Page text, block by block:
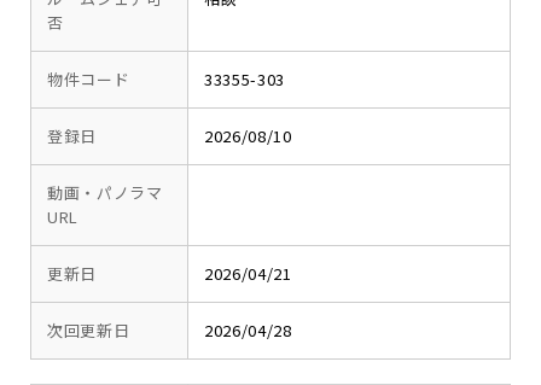
否
物件コード 33355-303
登録日 2026/08/10
動画・パノラマ
URL
更新日 2026/04/21
次回更新日 2026/04/28